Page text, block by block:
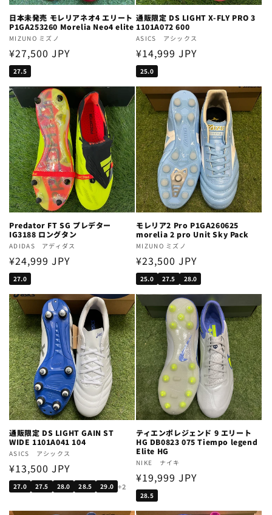
日本未発売 モレリアネオ4 エリート
P1GA253260 Morelia Neo4 elite
Vendor:
MIZUNO ミズノ
Regular
price
¥27,500 JPY
27.5
通販限定 DS LIGHT X-FLY PRO 3
1101A072 600
Vendor:
ASICS アシックス
Regular
price
¥14,999 JPY
25.0
Predator FT SG プレデター
IG3188 ロングタン
Vendor:
ADIDAS アディダス
Regular
price
¥24,999 JPY
27.0
モレリア2 Pro P1GA260625
morelia 2 pro Unit Sky Pack
Vendor:
MIZUNO ミズノ
Regular
price
¥23,500 JPY
25.0 27.5 28.0
通販限定 DS LIGHT GAIN ST
WIDE 1101A041 104
Vendor:
ASICS アシックス
Regular
price
¥13,500 JPY
27.0 27.5 28.0 28.5 29.0 +2
ティエンポレジェンド 9 エリート
HG DB0823 075 Tiempo legend
Elite HG
Vendor:
NIKE ナイキ
Regular
price
¥19,999 JPY
28.5